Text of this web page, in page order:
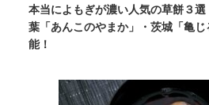
本当によもぎが濃い人気の草餅３
葉「あんこのやまか」・茨城「亀
能！